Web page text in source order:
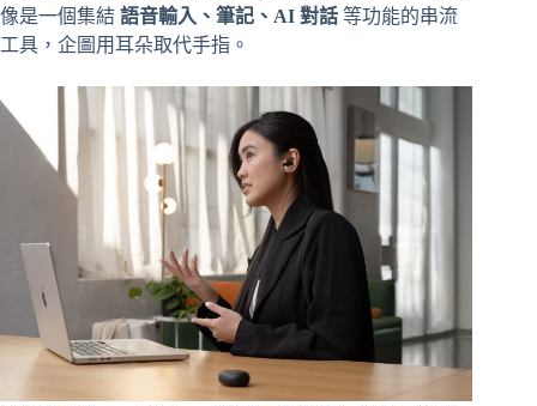
像是一個集結 語音輸入、筆記、AI 對話 等功能的串流
工具，企圖用耳朵取代手指。